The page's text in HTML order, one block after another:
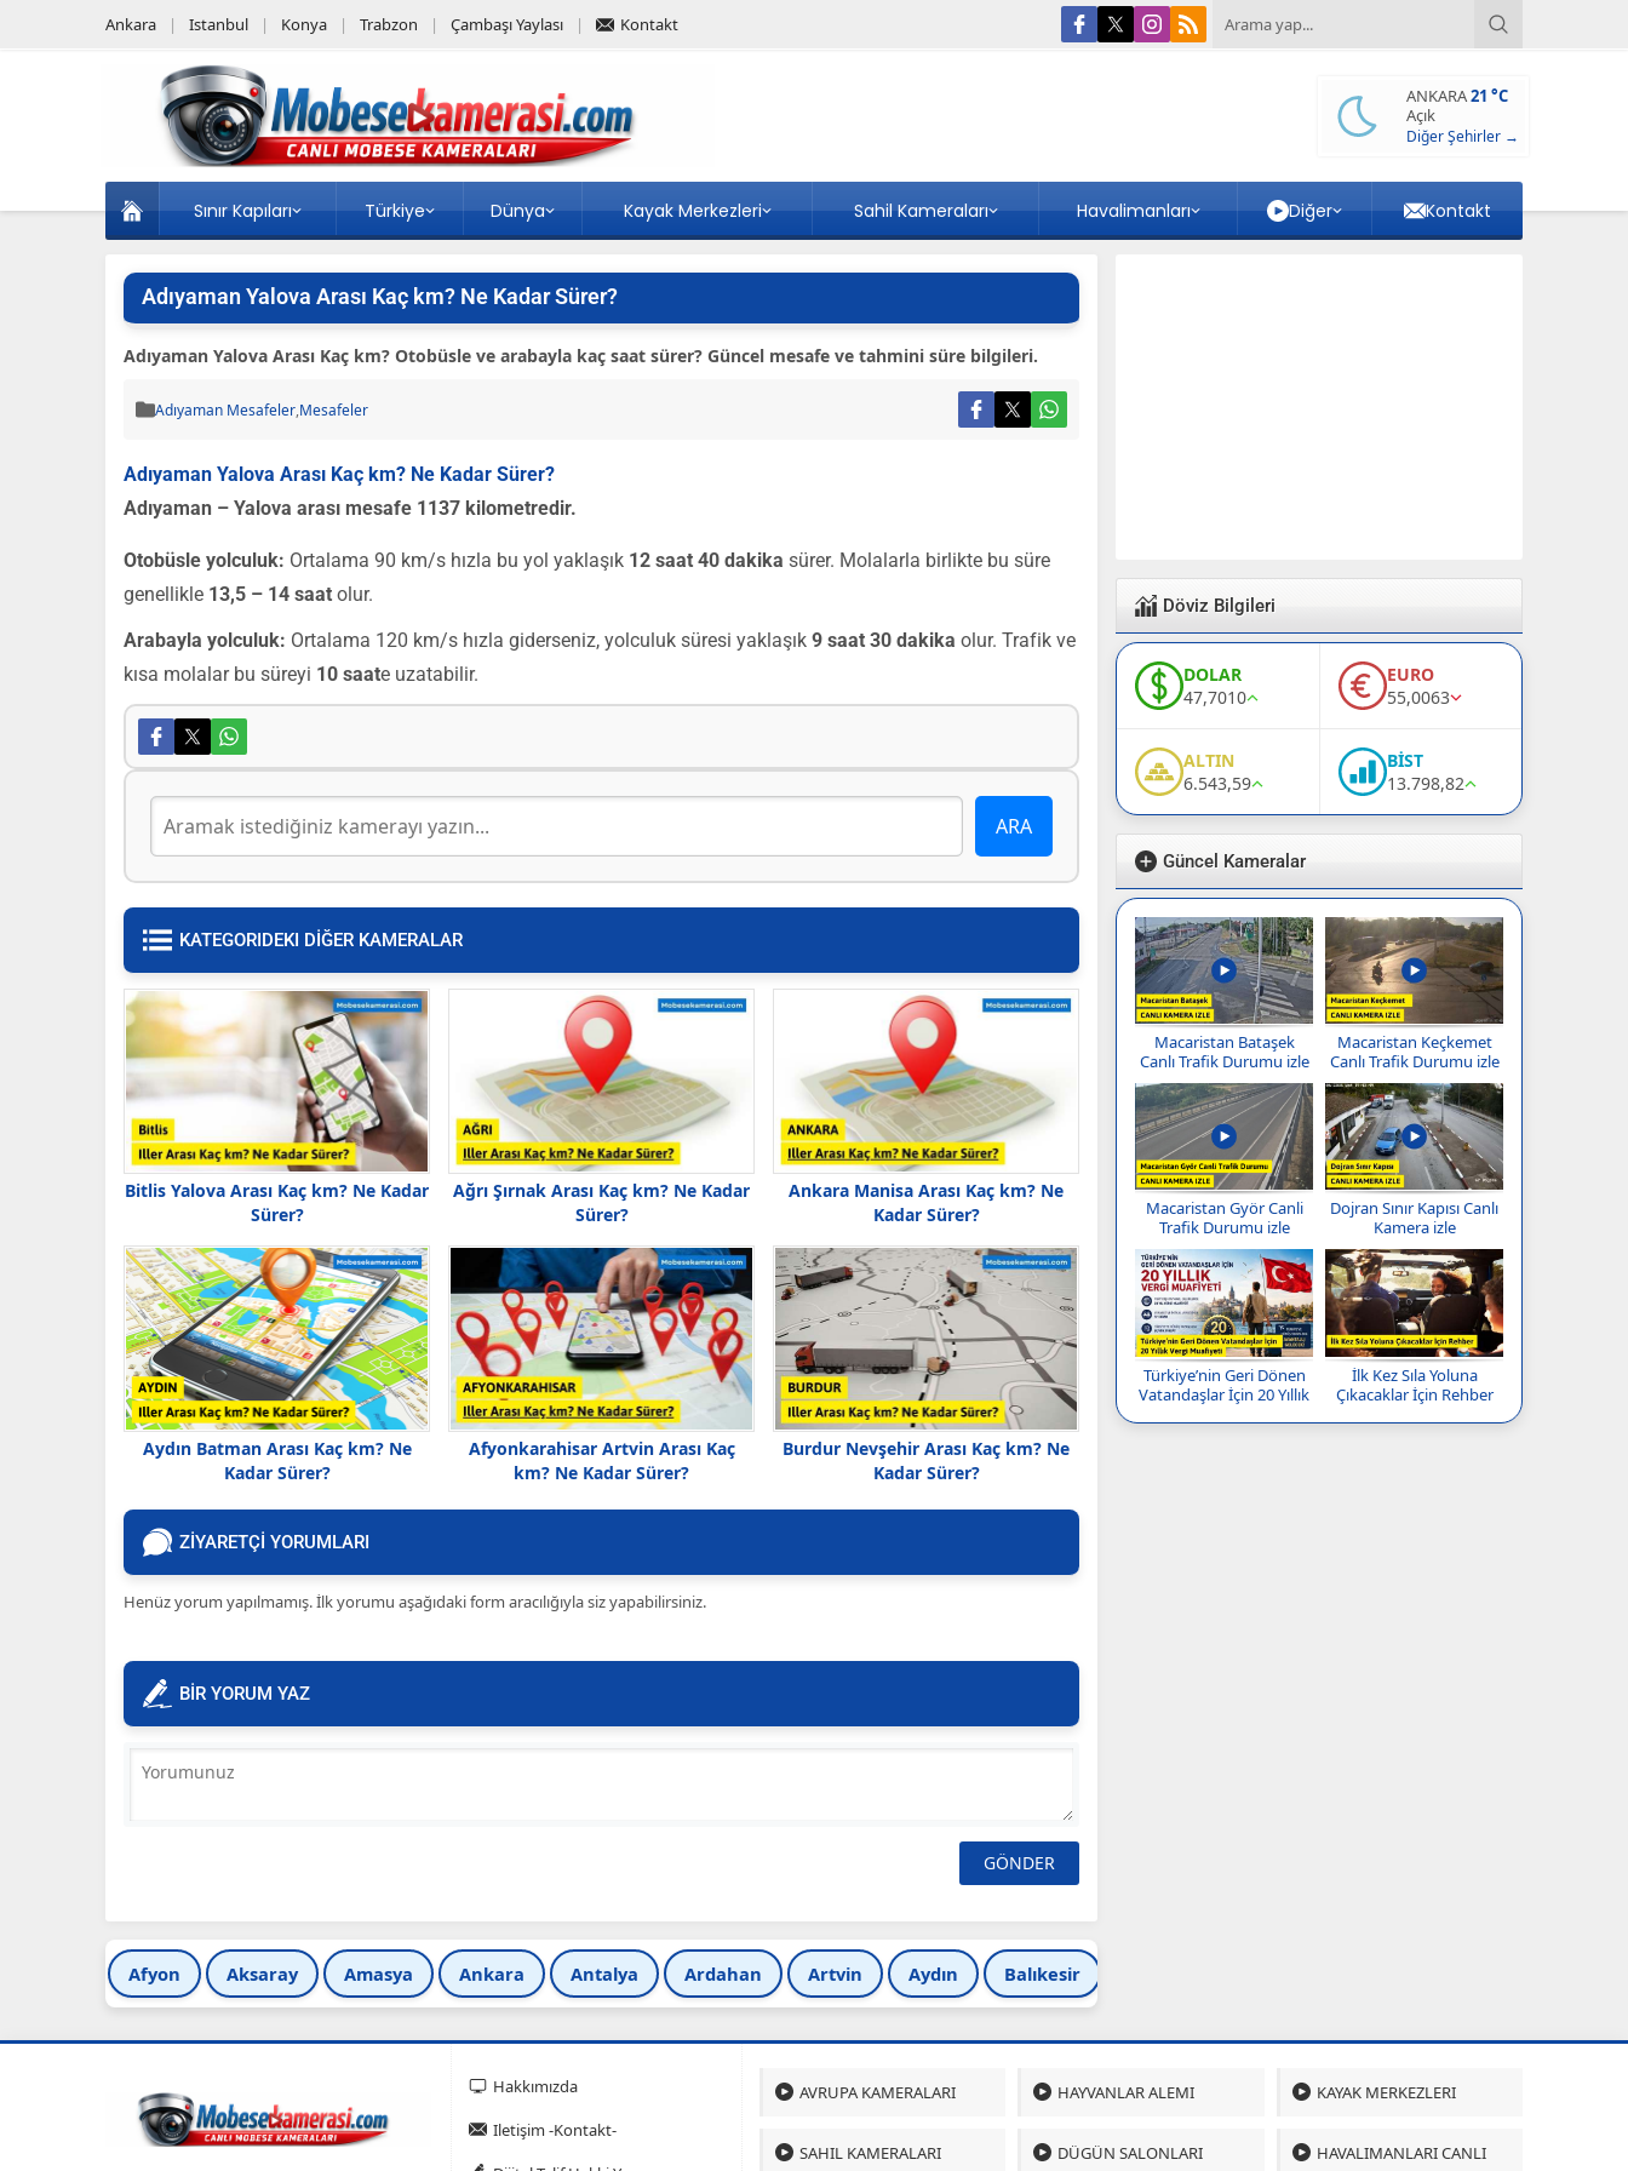
Ankara Istanbul Konya Trabzon Çambaşı Yaylası Kontakt
ANKARA21 °C
Açık
Diğer Şehirler →
Sınır Kapıları Türkiye Dünya Kayak Merkezleri Sahil Kameraları Havalimanları Diğer Kontakt
Adıyaman Yalova Arası Kaç km? Ne Kadar Sürer?
Adıyaman Yalova Arası Kaç km? Otobüsle ve arabayla kaç saat sürer? Güncel mesafe ve tahmini süre bilgileri.
Adıyaman Mesafeler,Mesafeler
Adıyaman Yalova Arası Kaç km? Ne Kadar Sürer?
Adıyaman – Yalova arası mesafe 1137 kilometredir.
Otobüsle yolculuk: Ortalama 90 km/s hızla bu yol yaklaşık 12 saat 40 dakika sürer. Molalarla birlikte bu süre
genellikle 13,5 – 14 saat olur.
Arabayla yolculuk: Ortalama 120 km/s hızla giderseniz, yolculuk süresi yaklaşık 9 saat 30 dakika olur. Trafik ve
kısa molalar bu süreyi 10 saate uzatabilir.
KATEGORIDEKI DİĞER KAMERALAR
Bitlis Yalova Arası Kaç km? Ne Kadar
Sürer?
Ağrı Şırnak Arası Kaç km? Ne Kadar
Sürer?
Ankara Manisa Arası Kaç km? Ne
Kadar Sürer?
Aydın Batman Arası Kaç km? Ne
Kadar Sürer?
Afyonkarahisar Artvin Arası Kaç
km? Ne Kadar Sürer?
Burdur Nevşehir Arası Kaç km? Ne
Kadar Sürer?
ZİYARETÇİ YORUMLARI
Henüz yorum yapılmamış. İlk yorumu aşağıdaki form aracılığıyla siz yapabilirsiniz.
BİR YORUM YAZ
Afyon Aksaray Amasya Ankara Antalya Ardahan Artvin Aydın Balıkesir
Döviz Bilgileri
DOLAR
47,7010
EURO
55,0063
ALTIN
6.543,59
BİST
13.798,82
Güncel Kameralar
Macaristan Bataşek
Canlı Trafik Durumu izle
Macaristan Keçkemet
Canlı Trafik Durumu izle
Macaristan Györ Canli
Trafik Durumu izle
Dojran Sınır Kapısı Canlı
Kamera izle
Türkiye’nin Geri Dönen
Vatandaşlar İçin 20 Yıllık
İlk Kez Sıla Yoluna
Çıkacaklar İçin Rehber
Hakkımızda
Iletişim -Kontakt-
AVRUPA KAMERALARI HAYVANLAR ALEMI KAYAK MERKEZLERI
SAHIL KAMERALARI DÜGÜN SALONLARI HAVALIMANLARI CANLI